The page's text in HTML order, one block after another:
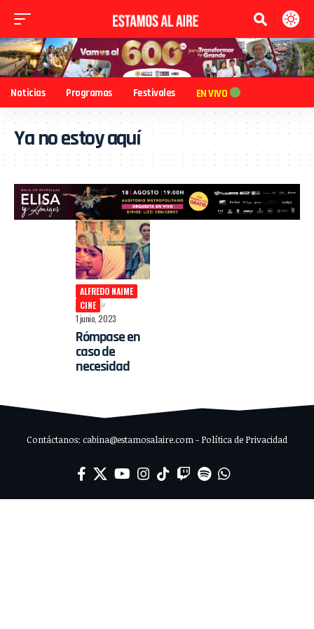
Noticias Programas Festivales EN VIVO
Ya no estoy aquí
ALFREDO NAIME
CINE
1 junio, 2023
Rómpase en
caso de
necesidad
Contáctanos: cabina@estamosalaire.com - Política de Privacidad